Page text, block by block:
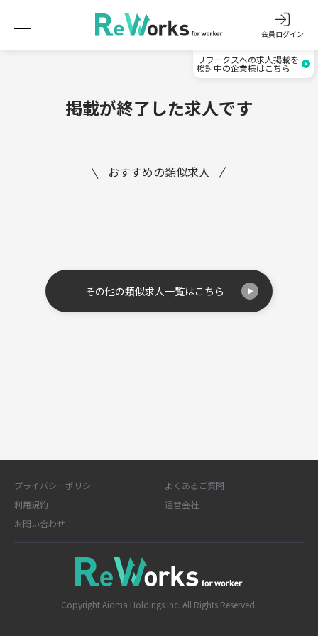
会員ログイン
リワークスへの求人掲載を
検討中の企業様はこちら
掲載が終了した求人です
おすすめの類似求人
その他の類似求人一覧はこちら
プライバシーポリシー
よくあるご質問
利用規約
運営会社
お問い合わせ
Copyright Aidma Holdings Inc. All Rights Reserved.